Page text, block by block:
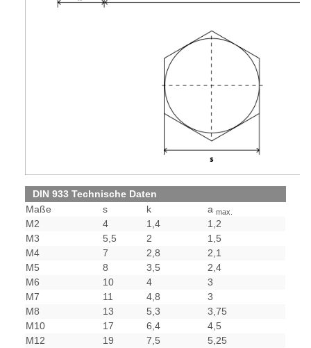
DIN 933 Technische Daten
Maße
s k a max.
M2 4 1,4
1,2
M3
5,5 2
1,5
M4
7 2,8
2,1
M5
8 3,5
2,4
M6
10 4
3
M7
11 4,8
3
M8
13 5,3
3,75
M10
17 6,4
4,5
M12
19 7,5
5,25